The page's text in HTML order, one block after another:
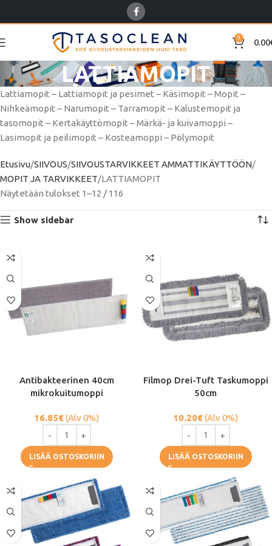
0 0.00
LATTIAMOPIT
Lattiamopit – Lattiamopit ja pesimet – Käsimopit – Mopit –
Nihkeämopit – Narumopit – Tarramopit – Kalustemopit ja
tasomopit – Kertakäyttömopit – Märkä- ja kuivamoppi –
Lasimopit ja peilimopit – Kosteamoppi – Pölymopit
Etusivu SIIVOUS SIIVOUSTARVIKKEET AMMATTIKÄYTTÖÖN
MOPIT JA TARVIKKEET LATTIAMOPIT
Näytetään tulokset 1–12 / 116
Show sidebar
Antibakteerinen 40cm
mikrokuitumoppi
16.85€(Alv 0%)
LISÄÄ OSTOSKORIIN
Filmop Drei-Tuft Taskumoppi
50cm
10.20€(Alv 0%)
LISÄÄ OSTOSKORIIN